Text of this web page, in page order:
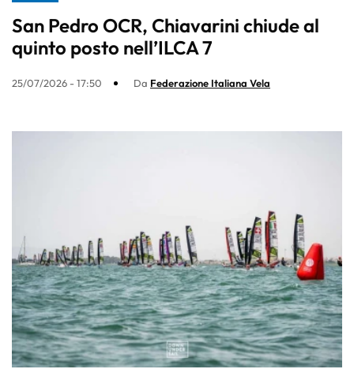
San Pedro OCR, Chiavarini chiude al
quinto posto nell’ILCA 7
25/07/2026 - 17:50 Da Federazione Italiana Vela